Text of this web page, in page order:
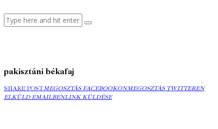
pakisztáni békafaj
SHARE POSTMEGOSZTÁS
FACEBOOKON
MEGOSZTÁS FACEBOOKONMEGOSZTÁS
MEGOSZTÁS TWITTEREN
ELKÜLD EMAILBENCOPY
LINK KÜLDÉSE